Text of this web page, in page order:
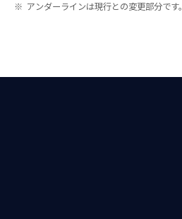
※ アンダーラインは現行との変更部分です。